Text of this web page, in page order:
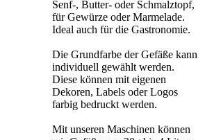
Senf-, Butter- oder Schmalztopf,
für Gewürze oder Marmelade.
Ideal auch für die Gastronomie.
Die Grundfarbe der Gefäße kann
individuell gewählt werden.
Diese können mit eigenen
Dekoren, Labels oder Logos
farbig bedruckt werden.
Mit unseren Maschinen können